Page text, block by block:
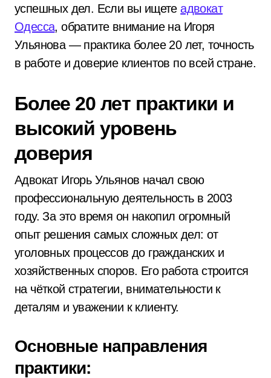
успешных дел. Если вы ищетеадвокат
Одесса, обратите внимание на Игоря
Ульянова — практика более 20 лет, точность
в работе и доверие клиентов по всей стране.
Более 20 лет практики и
высокий уровень
доверия
Адвокат Игорь Ульянов начал свою
профессиональную деятельность в 2003
году. За это время он накопил огромный
опыт решения самых сложных дел: от
уголовных процессов до гражданских и
хозяйственных споров. Его работа строится
на чёткой стратегии, внимательности к
деталям и уважении к клиенту.
Основные направления
практики: